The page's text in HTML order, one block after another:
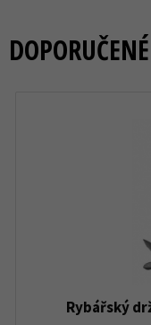
Rybářský